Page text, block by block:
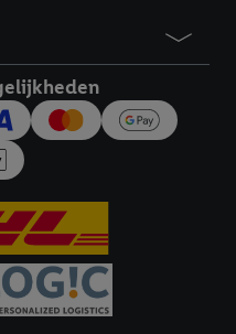
e-mailadres ook worden
of met identifiers die
dan kunnen retargeting
producten waarin je
door het product
winkel te plaatsen maar het
kunnen op
verschillende Lidl-
eindapparaten
gehashte e-mailadres en